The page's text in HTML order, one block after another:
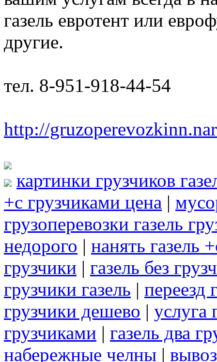
газель евротент или
другие.
тел. 8-951-918-44-54
http://
картинки грузчиков
+с грузчиками цена |
грузоперевозки газель
недорого | нанять газель
грузчики | газель без
грузчики газель | переезд
грузчики дешево | услуга
грузчиками | газель два
набережные челны |